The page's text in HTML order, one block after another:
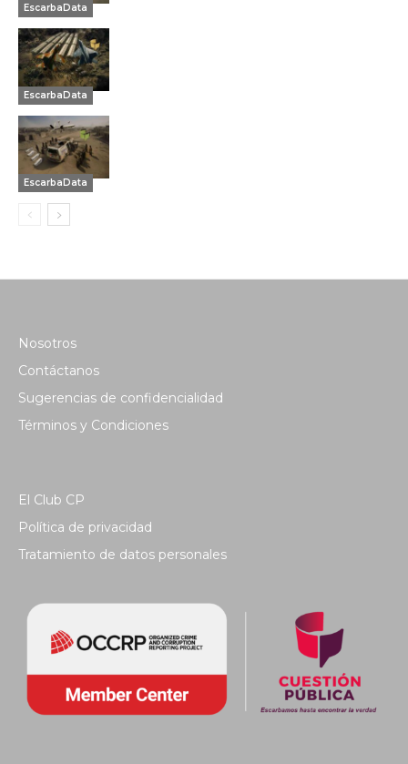
EscarbaData
EscarbaData
EscarbaData
Nosotros
Contáctanos
Sugerencias de confidencialidad
Términos y Condiciones
El Club CP
Política de privacidad
Tratamiento de datos personales